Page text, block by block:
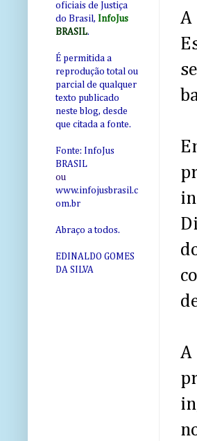
A
oficiais de Justiça
do Brasil, InfoJus
BRASIL.
É permitida a
reprodução total ou
parcial de qualquer
texto publicado
neste blog, desde
que citada a fonte.
Fonte: InfoJus
BRASIL
ou
www.infojusbrasil.c
om.br
Abraço a todos.
EDINALDO GOMES
DA SILVA